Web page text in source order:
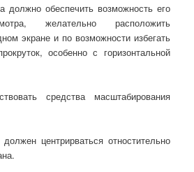
должно обеспечить возможность его
желательно расположить
экране и по возможности избегать
особенно с горизонтальной
средства масштабирования
центрирваться отностительно